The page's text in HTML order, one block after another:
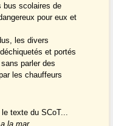
bus scolaires de
pour eux et
les divers
et portés
parler des
les chauffeurs
texte du SCoT...
la mar...